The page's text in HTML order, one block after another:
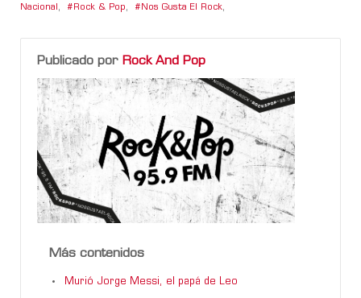
Nacional , Rock & Pop, Nos Gusta El Rock,
Publicado por Rock And Pop
Más contenidos
Murió Jorge Messi, el papá de Leo